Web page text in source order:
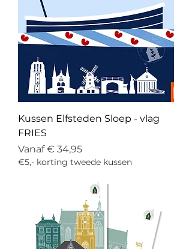
Kussen Elfsteden Sloep - vlag
FRIES
Vanaf€ 34,95
Verkoopprijs
€5,- korting tweede kussen